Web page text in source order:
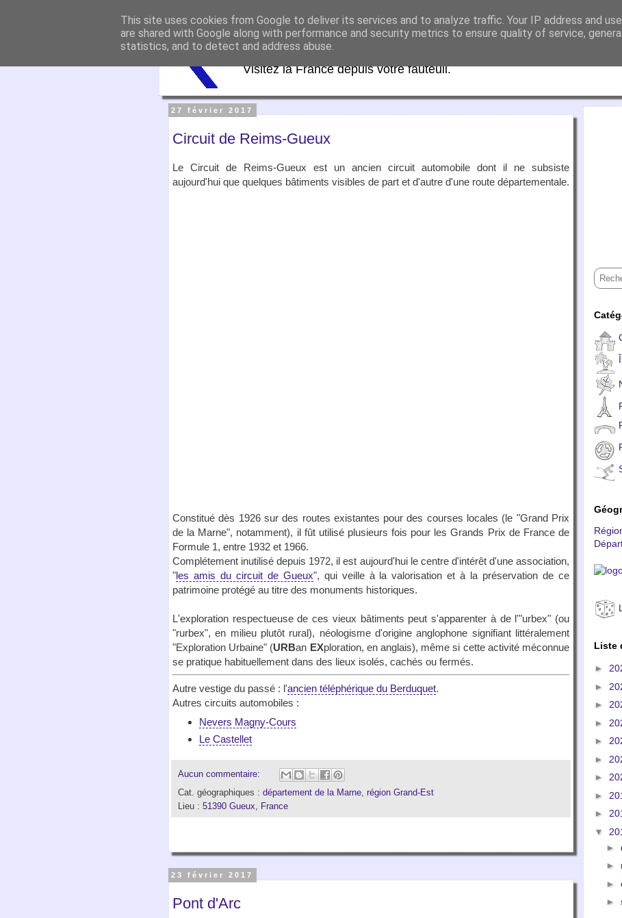
VirtuaFrance
Visitez la France depuis votre fauteuil.
27 février 2017
Circuit de Reims-Gueux
Le Circuit de Reims-Gueux est un ancien circuit automobile dont il ne subsiste
aujourd'hui que quelques bâtiments visibles de part et d'autre d'une route départementale.
Constitué dès 1926 sur des routes existantes pour des courses locales (le "Grand Prix
de la Marne", notamment), il fût utilisé plusieurs fois pour les Grands Prix de France de
Formule 1, entre 1932 et 1966.
Complétement inutilisé depuis 1972, il est aujourd'hui le centre d'intérêt d'une association,
"les amis du circuit de Gueux", qui veille à la valorisation et à la préservation de ce
patrimoine protégé au titre des monuments historiques.
L'exploration respectueuse de ces vieux bâtiments peut s'apparenter à de l'"urbex" (ou
"rurbex", en milieu plutôt rural), néologisme d'origine anglophone signifiant littéralement
"Exploration Urbaine" (URBan EXploration, en anglais), même si cette activité méconnue
se pratique habituellement dans des lieux isolés, cachés ou fermés.
Autre vestige du passé : l'ancien téléphérique du Berduquet.
Autres circuits automobiles :
Nevers Magny-Cours
Le Castellet
Aucun commentaire:
Cat. géographiques : département de la Marne région Grand-Est
Lieu : 51390 Gueux, France
23 février 2017
Pont d'Arc
Liste
►
►
►
►
►
►
►
►
►
▼
►
►
►
►
This site uses cookies from Google to deliver its services and to analyze traffic. Your IP address and
are shared with Google along with performance and security metrics to ensure quality of service,
statistics, and to detect and address abuse.